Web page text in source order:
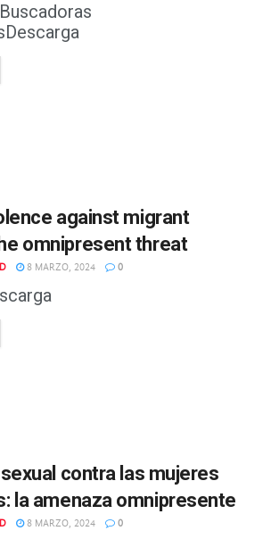
against migrant
omnipresent threat
8 MARZO, 2024 0
contra las mujeres
la amenaza omnipresente
8 MARZO, 2024 0